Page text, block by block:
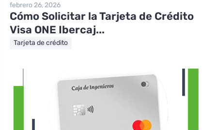
febrero 26, 2026
Cómo Solicitar la Tarjeta de Crédito
Visa ONE Ibercaj...
Tarjeta de crédito